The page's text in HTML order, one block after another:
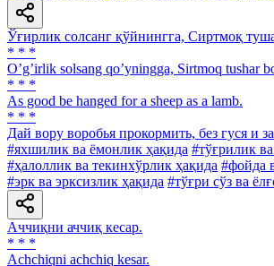
Ўғирлик солсанг қўйнингга, Сиртмоқ
* * *
Oʼgʼirlik solsang qoʼyningga, Sirtmoq tushar
* * *
As good be hanged for a sheep as a lamb.
* * *
Дай вору воробья прокормить, без гуся и
#яхшилик ва ёмонлик ҳақида #тўғрилик
#ҳалоллик ва текинхўрлик ҳақида #фойда
#эрк ва эрксизлик ҳақида #тўғри сўз ва
Аччиқни аччиқ кесар.
* * *
Achchiqni achchiq kesar.